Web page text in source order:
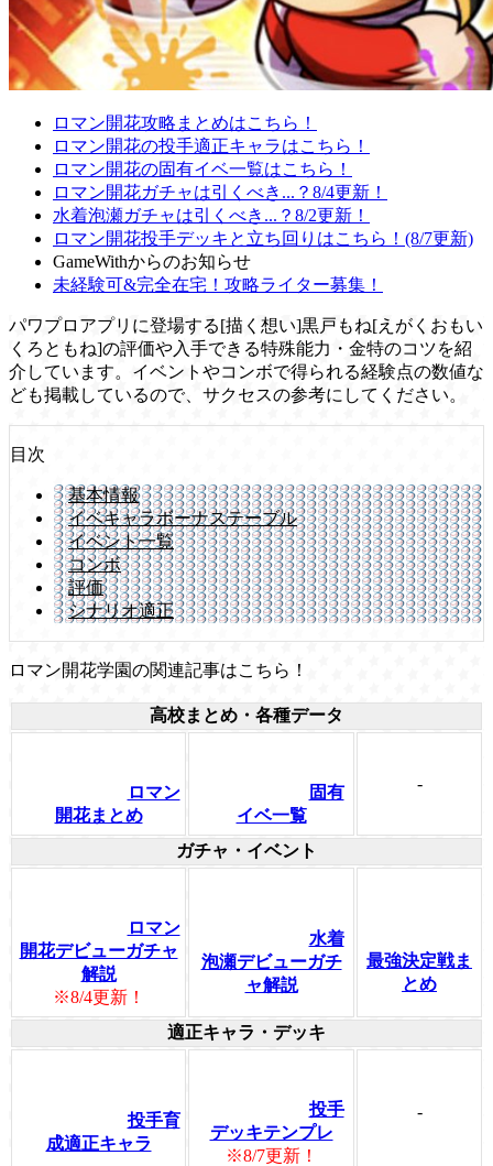
ロマン開花攻略まとめはこちら！
ロマン開花の投手適正キャラはこちら！
ロマン開花の固有イベ一覧はこちら！
ロマン開花ガチャは引くべき...？8/4更新！
水着泡瀬ガチャは引くべき...？8/2更新！
ロマン開花投手デッキと立ち回りはこちら！(8/7更新)
GameWithからのお知らせ
未経験可&完全在宅！攻略ライター募集！
パワプロアプリに登場する[描く想い]黒戸もね[えがくおもい
くろともね]の評価や入手できる特殊能力・金特のコツを紹
介しています。イベントやコンボで得られる経験点の数値な
ども掲載しているので、サクセスの参考にしてください。
目次
基本情報
イベキャラボーナステーブル
イベント一覧
コンボ
評価
シナリオ適正
ロマン開花学園の関連記事はこちら！
高校まとめ・各種データ
ロマン
開花まとめ
固有
イベ一覧
-
ガチャ・イベント
ロマン
開花デビューガチャ
解説
※8/4更新！
水着
泡瀬デビューガチ
ャ解説
最強決定戦ま
とめ
適正キャラ・デッキ
投手育
成適正キャラ
投手
デッキテンプレ
※8/7更新！
-